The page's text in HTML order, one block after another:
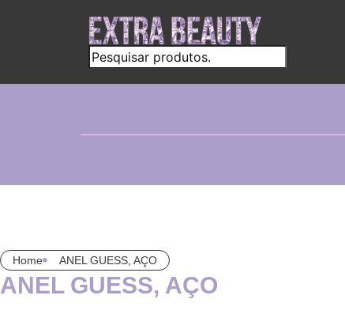
Home ANEL GUESS, AÇO
ANEL GUESS, AÇO